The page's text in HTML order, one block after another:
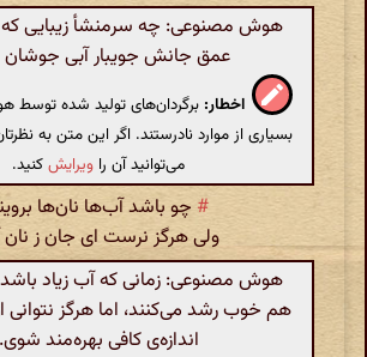
هوش مصنوعی: چه سرمنشأ زیبایی که
عمق جانش جویبار آبی جوشان
اخطار: برگردان‌های تولید شده
بسیاری از موارد نادرستند. اگر این متن به
می‌توانید آن را ویرایشکنید.
# چو باشد آب‌ها نان‌ها
ولی هرگز نرست ای جان ز
هوش مصنوعی: زمانی که آب زیاد
هم خوب رشد می‌کنند، اما هرگز نتوانی
اندازه‌ی کافی بهره‌مند شوی.